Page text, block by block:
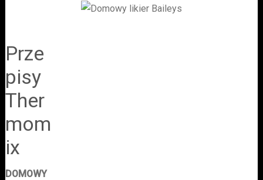
Prze
pisy
Ther
mom
ix
DOMOWY